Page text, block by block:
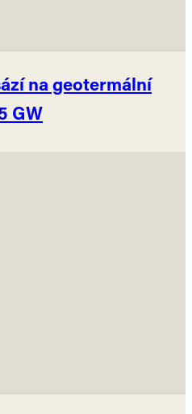
na geotermální
GW